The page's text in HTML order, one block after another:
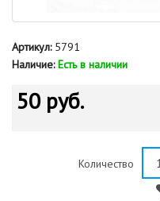
Артикул:5791
Наличие: Есть в наличии
50 руб.
Количество